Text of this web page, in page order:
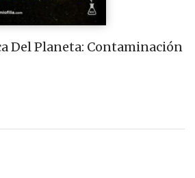
Del Planeta: Contaminación